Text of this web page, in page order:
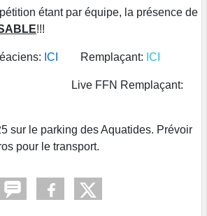
étant par équipe, la présence de
!!!
ICI Remplaçant: ICI
FFN Remplaçant:
sur le parking des Aquatides. Prévoir
pour le transport.